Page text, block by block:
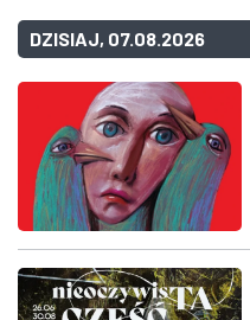
DZISIAJ, 07.08.2026